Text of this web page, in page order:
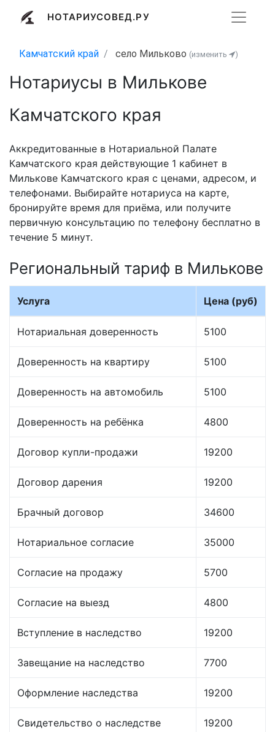
НОТАРИУСОВЕД.РУ
Камчатский край село Мильково (изменить )
Нотариусы в Милькове
Камчатского края
Аккредитованные в Нотариальной Палате
Камчатского края действующие 1 кабинет в
Милькове Камчатского края с ценами, адресом, и
телефонами. Выбирайте нотариуса на карте,
бронируйте время для приёма, или получите
первичную консультацию по телефону бесплатно в
течение 5 минут.
Региональный тариф в Милькове
Услуга Цена (руб)
Нотариальная доверенность 5100
Доверенность на квартиру 5100
Доверенность на автомобиль 5100
Доверенность на ребёнка 4800
Договор купли-продажи 19200
Договор дарения 19200
Брачный договор 34600
Нотариальное согласие 35000
Согласие на продажу 5700
Согласие на выезд 4800
Вступление в наследство 19200
Завещание на наследство 7700
Оформление наследства 19200
Свидетельство о наследстве 19200